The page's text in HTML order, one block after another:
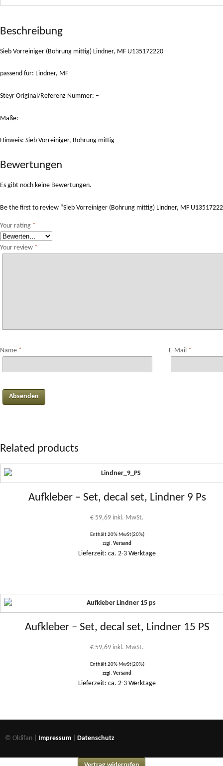
Beschreibung
Sieb Vorreiniger (Bohrung mittig) Lindner, MF U135172220
passend für: Lindner, MF
Steyr Original/Referenz Nummer: –
Maße: –
Hinweis: Sieb Vorreiniger, Bohrung mittig
Bewertungen
Es gibt noch keine Bewertungen.
Be the first to review “Sieb Vorreiniger (Bohrung mittig) Lindner, MF
Your rating *
Your review *
Name * E-Mail *
Related products
Aufkleber – Set, decal set, Lindner 9 Ps
€ 59,69 inkl. MwSt.
Enthält 20% MwSt(20%)
zzgl.Versand
Lieferzeit: ca. 2-3 Werktage
Aufkleber – Set, decal set, Lindner 15 PS
€ 59,69 inkl. MwSt.
Enthält 20% MwSt(20%)
zzgl.Versand
Lieferzeit: ca. 2-3 Werktage
© Oldifan | Impressum Datenschutz